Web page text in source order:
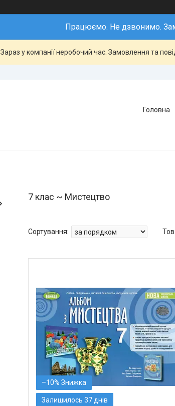
Працюємо. Не дзвонимо.
Зараз у компанії неробочий час. Замовлення та
Головна
7 клас ~ Мистецтво
–10%
Залишилось 37 днів